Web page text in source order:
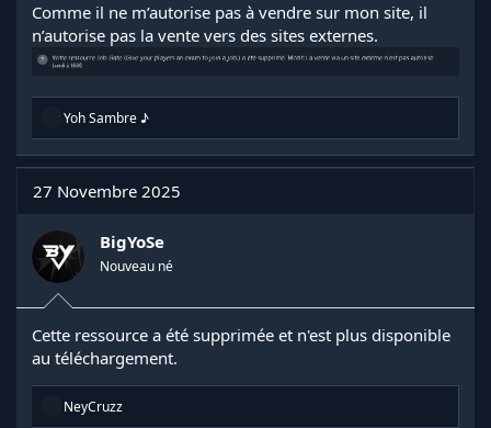
Comme il ne m’autorise pas à vendre sur mon site, il
n’autorise pas la vente vers des sites externes.
R
a
c
t
n
s
Yoh Sambre ♪
27 Novembre 2025
BigYoSe
Nouveau né
Cette ressource a été supprimée et n'est plus disponible
au téléchargement.
R
NeyCruzz